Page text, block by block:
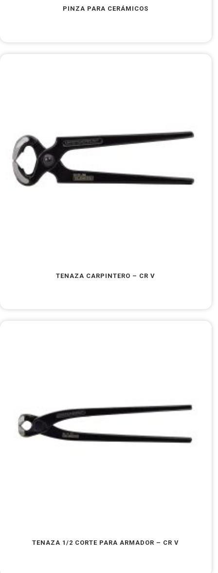
PINZA PARA CERÁMICOS
TENAZA CARPINTERO – CR V
TENAZA 1/2 CORTE PARA ARMADOR – CR V